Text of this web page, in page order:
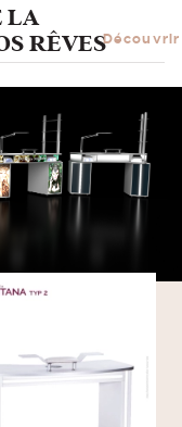
LA
RÊVESDécouvrir
de manucure
TYP II